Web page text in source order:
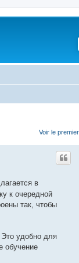
Voir le
в
к очередной
так, чтобы
удобно для
обучение